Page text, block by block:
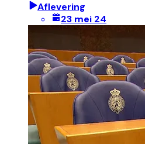
Aflevering
23 mei 24